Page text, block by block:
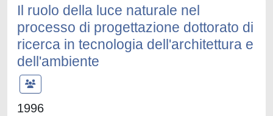
Il ruolo della luce naturale nel
processo di progettazione dottorato di
ricerca in tecnologia dell'architettura e
dell'ambiente
1996